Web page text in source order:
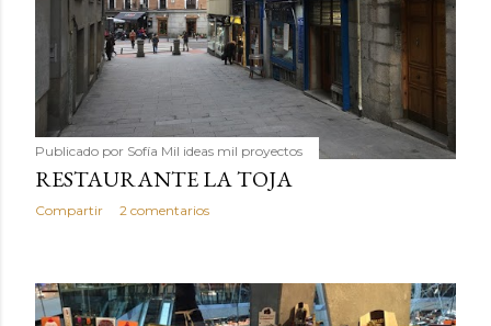
Publicado por Sofía Mil ideas mil proyectos
RESTAURANTE LA TOJA
Compartir 2 comentarios